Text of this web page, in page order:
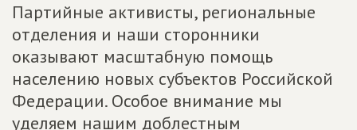
Партийные активисты, региональные
отделения и наши сторонники
оказывают масштабную помощь
населению новых субъектов Российской
Федерации. Особое внимание мы
уделяем нашим доблестным